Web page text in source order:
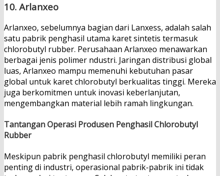
10. Arlanxeo
Arlanxeo, sebelumnya bagian dari Lanxess, adalah salah
satu pabrik penghasil utama karet sintetis termasuk
chlorobutyl rubber. Perusahaan Arlanxeo menawarkan
berbagai jenis polimer ndustri. Jaringan distribusi global
luas, Arlanxeo mampu memenuhi kebutuhan pasar
global untuk karet chlorobutyl berkualitas tinggi. Mereka
juga berkomitmen untuk inovasi keberlanjutan,
mengembangkan material lebih ramah lingkungan.
Tantangan Operasi Produsen Penghasil Chlorobutyl
Rubber
Meskipun pabrik penghasil chlorobutyl memiliki peran
penting di industri, operasional pabrik-pabrik ini tidak